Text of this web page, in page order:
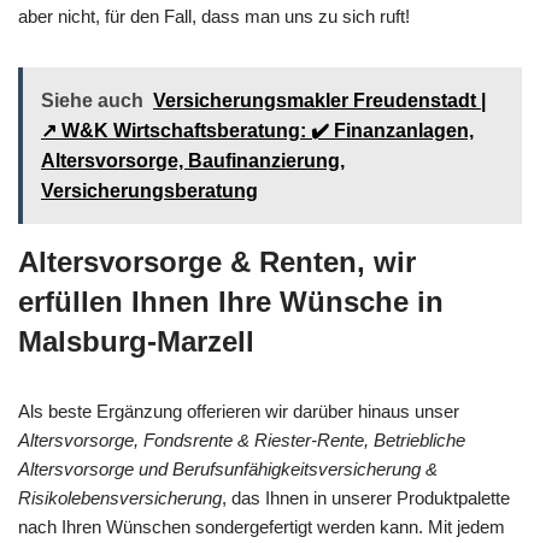
aber nicht, für den Fall, dass man uns zu sich ruft!
Siehe auch Versicherungsmakler Freudenstadt |
↗️ W&K Wirtschaftsberatung: ✔️ Finanzanlagen,
Altersvorsorge, Baufinanzierung,
Versicherungsberatung
Altersvorsorge & Renten, wir
erfüllen Ihnen Ihre Wünsche in
Malsburg-Marzell
Als beste Ergänzung offerieren wir darüber hinaus unser
Altersvorsorge, Fondsrente & Riester-Rente, Betriebliche
Altersvorsorge und Berufsunfähigkeitsversicherung &
Risikolebensversicherung, das Ihnen in unserer Produktpalette
nach Ihren Wünschen sondergefertigt werden kann. Mit jedem